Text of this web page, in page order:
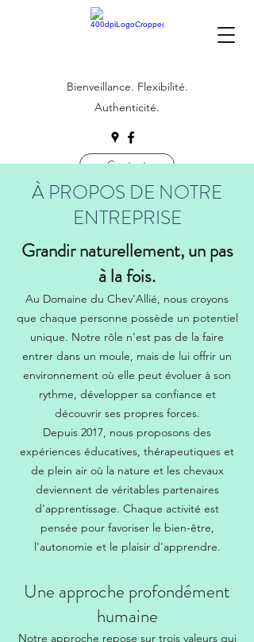
Bienveillance. Flexibilité.
Authenticité.
Contact
À PROPOS DE NOTRE
ENTREPRISE
Grandir naturellement, un pas
à la fois.
Au Domaine du Chev'Allié, nous croyons
que chaque personne possède un potentiel
unique. Notre rôle n'est pas de la faire
entrer dans un moule, mais de lui offrir un
environnement où elle peut évoluer à son
rythme, développer sa confiance et
découvrir ses propres forces.
Depuis 2017, nous proposons des
expériences éducatives, thérapeutiques et
de plein air où la nature et les chevaux
deviennent de véritables partenaires
d'apprentissage. Chaque activité est
pensée pour favoriser le bien-être,
l'autonomie et le plaisir d'apprendre.
Une approche profondément
humaine
Notre approche repose sur trois valeurs qui